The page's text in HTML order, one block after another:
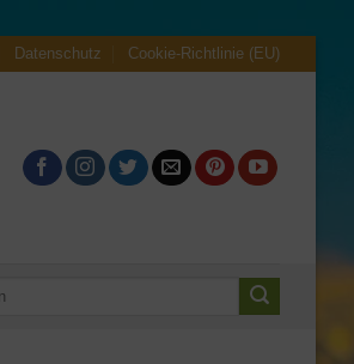
Datenschutz Cookie-Richtlinie (EU)